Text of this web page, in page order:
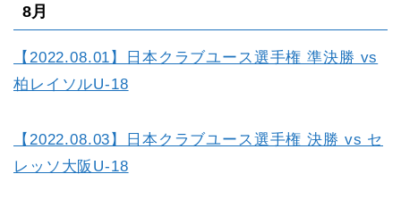
8月
【2022.08.01】日本クラブユース選手権 準決勝 vs
柏レイソルU-18
【2022.08.03】日本クラブユース選手権 決勝 vs セ
レッソ大阪U-18